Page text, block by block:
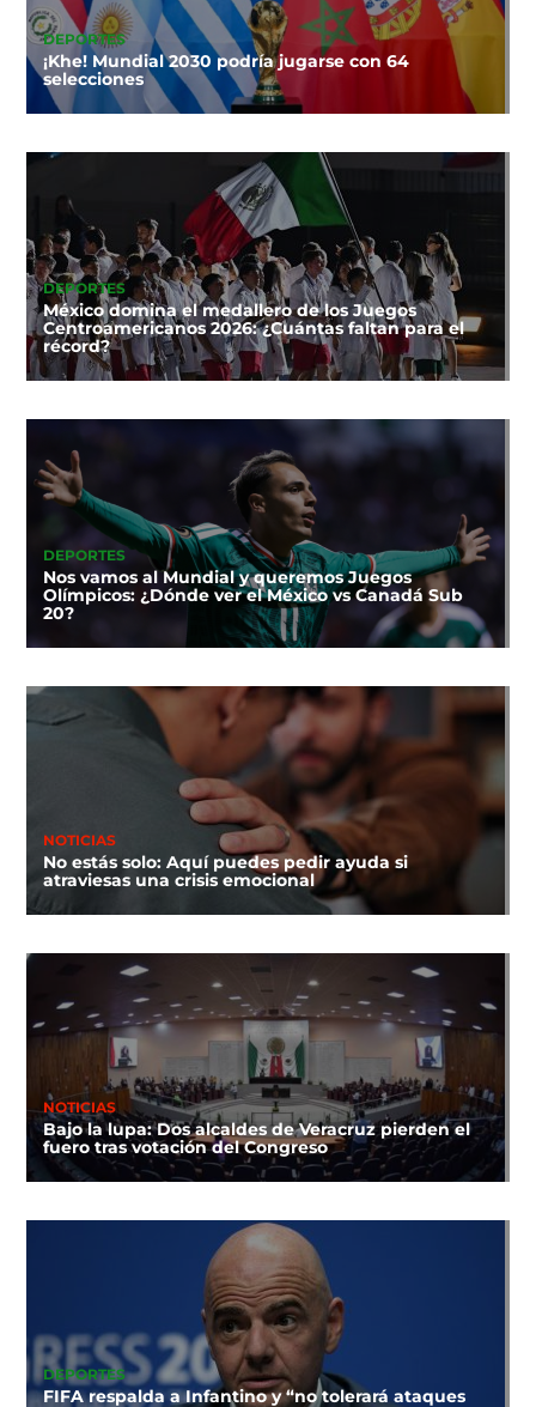
DEPORTES
¡Khe! Mundial 2030 podría jugarse con 64
selecciones
DEPORTES
México domina el medallero de los Juegos
Centroamericanos 2026: ¿Cuántas faltan para el
récord?
DEPORTES
Nos vamos al Mundial y queremos Juegos
Olímpicos: ¿Dónde ver el México vs Canadá Sub
20?
NOTICIAS
No estás solo: Aquí puedes pedir ayuda si
atraviesas una crisis emocional
NOTICIAS
Bajo la lupa: Dos alcaldes de Veracruz pierden el
fuero tras votación del Congreso
DEPORTES
FIFA respalda a Infantino y “no tolerará ataques